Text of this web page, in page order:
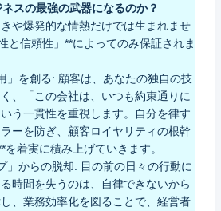
スの最強の武器になるのか？
や爆発的な情熱だけでは生まれませ
と信頼性」**によってのみ保証されま
」を創る: 顧客は、あなたの独自の技
、「この会社は、いつも約束通りに
う一貫性を重視します。自分を律す
ーを防ぎ、顧客ロイヤリティの根幹
着実に積み上げていきます。
」からの脱却: 目の前の日々の行動に
時間を失うのは、自律できないから
、業務効率化を図ることで、経営者